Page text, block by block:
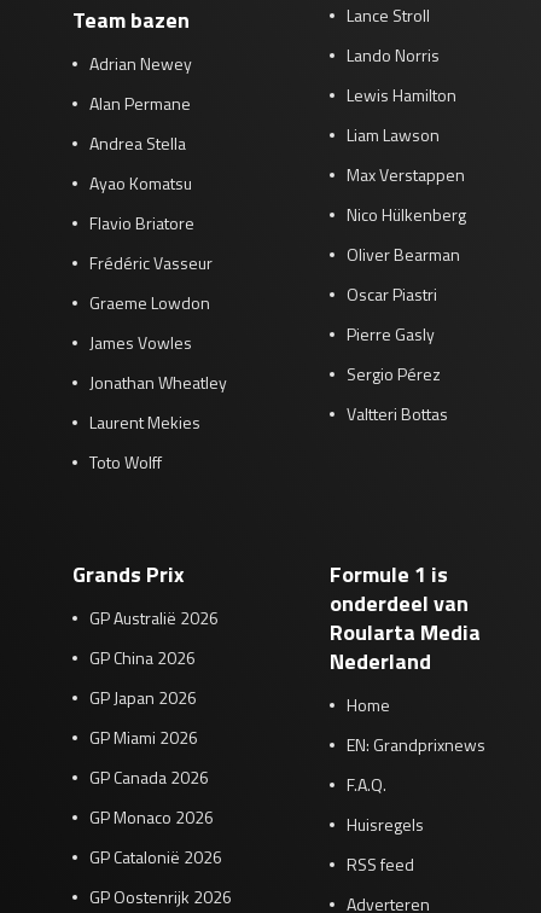
Team bazen
Adrian Newey
Alan Permane
Andrea Stella
Ayao Komatsu
Flavio Briatore
Frédéric Vasseur
Graeme Lowdon
James Vowles
Jonathan Wheatley
Laurent Mekies
Toto Wolff
Lance Stroll
Lando Norris
Lewis Hamilton
Liam Lawson
Max Verstappen
Nico Hülkenberg
Oliver Bearman
Oscar Piastri
Pierre Gasly
Sergio Pérez
Valtteri Bottas
Grands Prix
GP Australië 2026
GP China 2026
GP Japan 2026
GP Miami 2026
GP Canada 2026
GP Monaco 2026
GP Catalonië 2026
GP Oostenrijk 2026
Formule 1 is
onderdeel van
Roularta Media
Nederland
Home
EN: Grandprixnews
F.A.Q.
Huisregels
RSS feed
Adverteren